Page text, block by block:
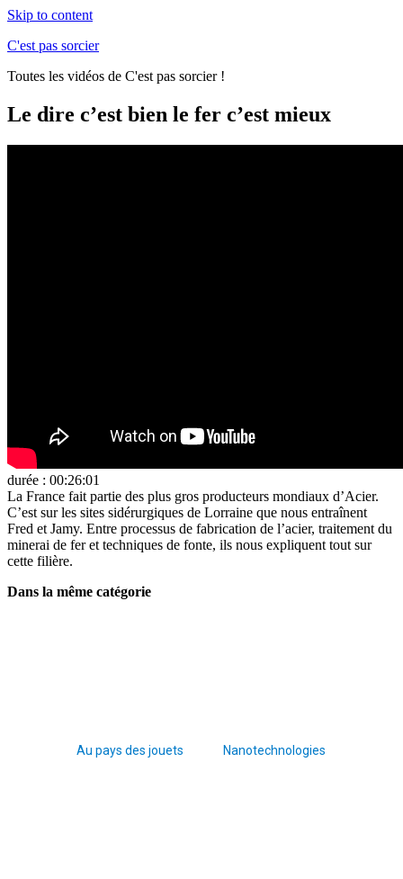
Skip to content
C'est pas sorcier
Toutes les vidéos de C'est pas sorcier !
Le dire c’est bien le fer c’est mieux
durée : 00:26:01
La France fait partie des plus gros producteurs mondiaux d’Acier.
C’est sur les sites sidérurgiques de Lorraine que nous entraînent
Fred et Jamy. Entre processus de fabrication de l’acier, traitement du
minerai de fer et techniques de fonte, ils nous expliquent tout sur
cette filière.
Dans la même catégorie
Au pays des jouets Nanotechnologies